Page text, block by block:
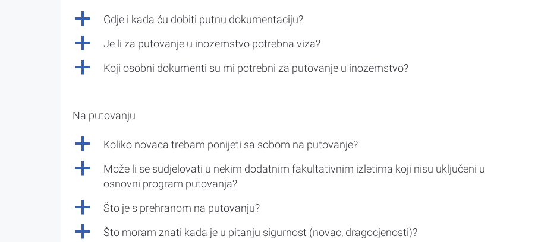
a Gdje i kada ću dobiti putnu dokumentaciju?
a Je li za putovanje u inozemstvo potrebna viza?
a Koji osobni dokumenti su mi potrebni za putovanje u inozemstvo?
Na putovanju
a Koliko novaca trebam ponijeti sa sobom na putovanje?
a
Može li se sudjelovati u nekim dodatnim fakultativnim izletima koji nisu uključeni u
osnovni program putovanja?
a Što je s prehranom na putovanju?
a Što moram znati kada je u pitanju sigurnost (novac, dragocjenosti)?